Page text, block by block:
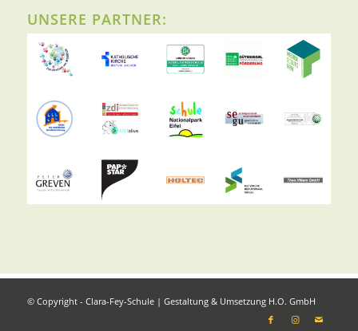
UNSERE PARTNER:
© Copyright - Clara-Fey-Schule | Gestaltung & Umsetzung H.O. GmbH